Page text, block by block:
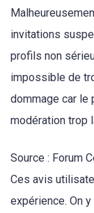
invitations
profils non
impossible de
dommage car le
modération trop
Source : Forum
Ces avis
expérience. On